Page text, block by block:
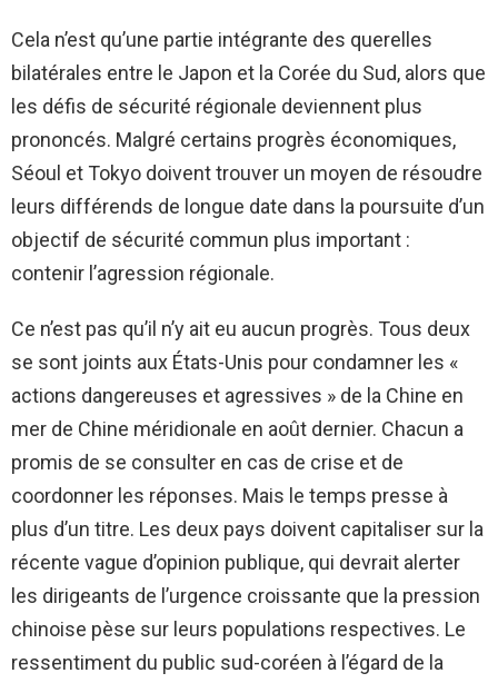
Cela n’est qu’une partie intégrante des querelles
bilatérales entre le Japon et la Corée du Sud, alors que
les défis de sécurité régionale deviennent plus
prononcés. Malgré certains progrès économiques,
Séoul et Tokyo doivent trouver un moyen de résoudre
leurs différends de longue date dans la poursuite d’un
objectif de sécurité commun plus important :
contenir l’agression régionale.
Ce n’est pas qu’il n’y ait eu aucun progrès. Tous deux
se sont joints aux États-Unis pour condamner les «
actions dangereuses et agressives » de la Chine en
mer de Chine méridionale en août dernier. Chacun a
promis de se consulter en cas de crise et de
coordonner les réponses. Mais le temps presse à
plus d’un titre. Les deux pays doivent capitaliser sur la
récente vague d’opinion publique, qui devrait alerter
les dirigeants de l’urgence croissante que la pression
chinoise pèse sur leurs populations respectives. Le
ressentiment du public sud-coréen à l’égard de la